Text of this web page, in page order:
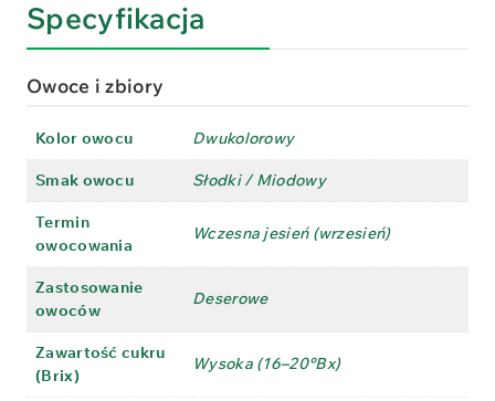
Specyfikacja
Owoce i zbiory
Kolor owocu Dwukolorowy
Smak owocu Słodki / Miodowy
Termin
owocowania
Wczesna jesień (wrzesień)
Zastosowanie
owoców
Deserowe
Zawartość cukru
(Brix)
Wysoka (16–20°Bx)